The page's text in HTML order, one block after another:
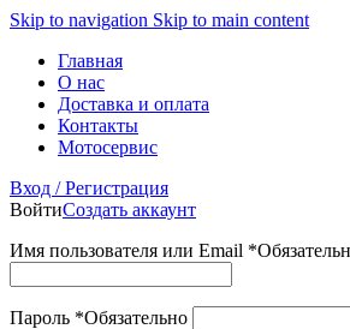
Skip to navigation Skip to main content
Главная
О нас
Доставка и оплата
Контакты
Мотосервис
Вход / Регистрация
ВойтиСоздать аккаунт
Имя пользователя или Email *
Пароль *Обязательно